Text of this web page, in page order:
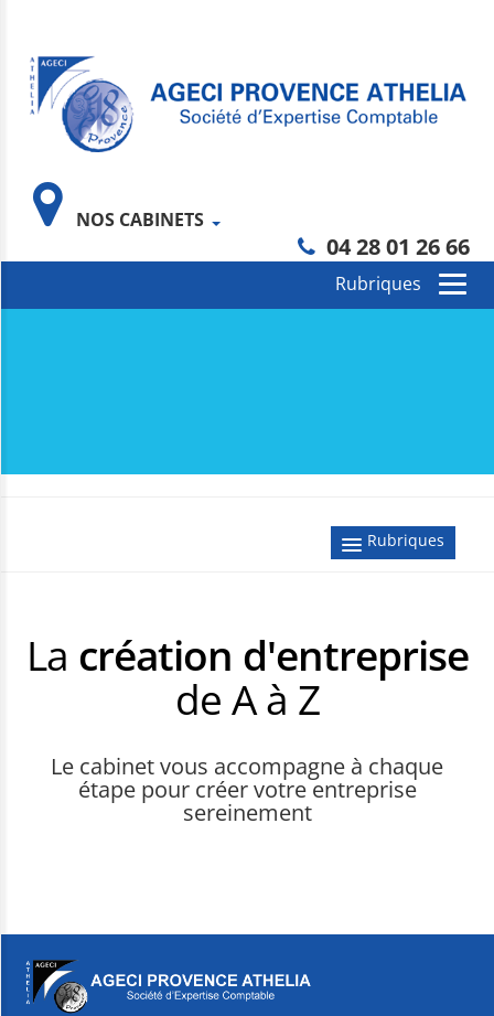
NOS CABINETS
04 28 01 26 66
Rubriques
LES IDÉES BUSINESS
LE GUIDE CRÉATION
La création d'entreprise
de A à Z
Le cabinet vous accompagne à chaque
étape pour créer votre entreprise
sereinement